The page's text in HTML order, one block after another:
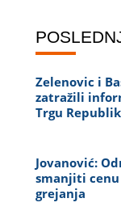
Zelenovic i
zatražili
Trgu
Jovanović:
smanjiti cenu
grejanja